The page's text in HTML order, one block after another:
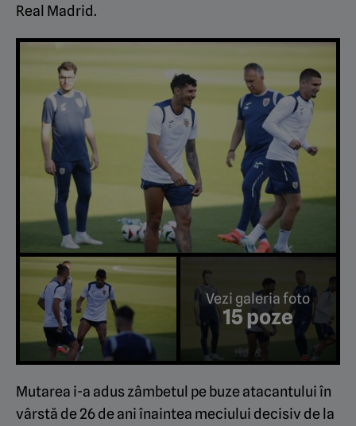
Real Madrid.
Vezi galeria foto
15 poze
Mutarea i-a adus zâmbetul pe buze atacantului în
vârstă de 26 de ani înaintea meciului decisiv de la